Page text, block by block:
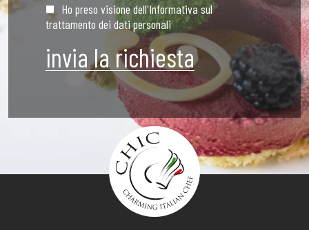
Ho preso visione dell'Informativa sul
trattamento dei dati personali